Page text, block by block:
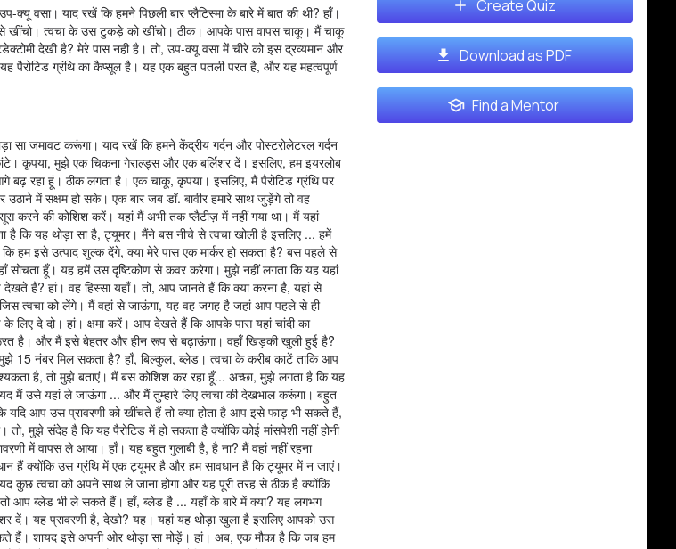
वसा। याद रखें कि हमने पिछली बार प्लैटिस्मा के बारे में बात की थी? हाँ।
खींचो। त्वचा के उस टुकड़े को खींचो। ठीक। आपके पास वापस चाकू। मैं चाकू
देखी है? मेरे पास नही है। तो, उप-क्यू वसा में चीरे को इस द्रव्यमान और
पैरोटिड ग्रंथि का कैप्सूल है। यह एक बहुत पतली परत है, और यह महत्वपूर्ण
काटे गए ब्लेड के लंबवत बनाएं। मुझे पता है कि आप कोशिश कर रहे हैं ... हाँ, तो मैंने देखा था ... मैं सिर्फ इसलिए हूं, क्योंकि मैंने वैसे भी आपके लिए खिड़की खोली है, इसलिए मैंने आपको दिखाया कि क्या करना है। मेरा मतलब है, आप एक बात सोच रहे हैं, मैं कुछ और सोच रहा हूं। हाँ, हाँ, हाँ, हाँ, हम बस दोनों की कोशिश कर रहे हैं ... एससीएम, आप इसे यहाँ देखते हैं? सुंदर। प्रियकर। तो आप बहुत अच्छा कर रहे हैं, आपको मुझे अच्छा बताने की ज़रूरत नहीं है, यह आप हैं। हाँ, के माध्यम से, ठीक है। ठीक। यह बहुत अच्छा है। हाँ, तो चलिए कोशिश करते हैं और इसे नीचे रखते हैं। इसे नीचे रखें, कोशिश कर रहे हैं ... ठीक है, यह ऐसा है, आप थोड़ी देर बाद यहां वापस आ सकते हैं। इसके कम से कम एक लंबे अवशेष को रखने का अभी भी लाभ है यदि यह वापस अंकुरित हो जाएगा और... हाँ, यहाँ आप चाहते हैं ... यहां एक छोटी सी शाखा भी चढ़ सकती है। वहां चढ़ना। हाँ। इसके बारे में इतनी चिंता नहीं है, है ना? अब, मैंने ईजे को चिह्नित किया है, ठीक है? हाँ, ईजे यहाँ है, हाँ। क्‍यों नहीं। क्या हम अब यहां एक अच्छा व्यापक कदम उठाने की कोशिश करना चाहते हैं? चूंकि हम... हम्म, हाँ, हाँ, हाँ। आगे बढ़ें और पूरे फ्लैप को उठाएं। ईजे वहाँ नीचे है। हां, आपके पास ग्रेटर ऑरिक की एक छोटी शाखा हो सकती है। हाँ। मुझे नहीं लगता कि यह वैसे भी बचाया जा सकता है, इसलिए गर्दन में फ्लैप की ऊंचाई के साथ जारी रखें, और रिच यहां किसी बिंदु पर यह खोजने जा रहा है कि जब वह यहां कटौती करेगा तो उसे क्या मिलेगा? कौन सी मांसपेशी? प्लैटिस्मा? प्लैटिस्मा, बिल्कुल सही। अब, यह न भूलें कि आप अपने चीरे की मध्य रेखा की तरह प्लैटी से गुजरना चाहते हैं और मुझे लगता है कि नस, आप नस को देखना शुरू कर सकते हैं। हाँ, ठीक वहाँ। यहाँ। या नहीं। प्लैटीज़ पर हो सकता है, है ना? हाँ। सबसे अधिक शायद प्लैटीज़ पर। त्रुटिरहित बनाना। मुझे ब्लेड के साथ काम पसंद है। यहाँ। यह रहा। त्रुटिरहित बनाना। बहुत नाजुक। त्रुटिरहित बनाना। ठीक इस मांसपेशी फाइबर पर यहाँ या यह छोटी नस है. अब, आप क्या कर सकते हैं, आप यहां नस और तंत्रिका का थोड़ा सा अनुसरण कर सकते हैं। और यह सब उसी तरह खींचने की कोशिश करें। हाँ, अब मैं क्या करूँगा, अगर मैं कुछ सुझाव दूं। आप नस के साथ फैलने जा रहे हैं? बस नस के साथ एक या दो फैलाने के लिए। पक्का। क्यों नहीं? यह आसान है, यह लागत प्रभावी है, और आप यहां तंत्रिका पर भी एक कर सकते हैं। अब याद रखें कि बस याद दिलाएं कि यहां आप ट्यूमर से ऊपर जा रहे हैं। आप बस महसूस करते हैं कि आप ट्यूमर से उबरना शुरू करते हैं ताकि हम ट्यूमर में न जाएं। नहीं, नहीं, नीचे रहो, हाँ, तुम यहाँ रहना चाहते हो। तो, यहां मैं डॉ. बावीर की सहायता के लिए प्लैटिस्मा मांसपेशी को पकड़ रहा हूं और मुझे लगता है कि हम इनमें से एक को यहां स्थानांतरित कर सकते हैं। सावधान, सावधान। ठीक। तो आइए देखें कि क्या खुलता है, इसे स्पष्ट रूप से पकड़ें, हमें यह पता लगाने में मदद करेगा कि हम कहाँ जाना चाहते हैं, है ना? तो, यहाँ मैं पैरोटिड प्रावरणी वापस देख रहा हूँ, आप इस छोटी सी खिड़की देखते हैं? हाँ। तब आप पैरोटिड पर ज्ञात से अज्ञात तक काम करने में सक्षम होंगे। मैं करूँगा, चलो यहाँ से काम करते हैं। हाँ। यहाँ। हाँ बिल्कुल। देखो, प्रावरणी वापस। यह सभी सामान्य पैरोटिड ऊतक की तरह दिखता है। इस पर सतही पहलू। हाँ। फ्लैप ऊंचाई के लिए कौन सा बहुत अच्छा है, है ना? आप ज्ञात से अज्ञात की ओर क्यों नहीं जाएंगे, हाँ। क्योंकि मुझे लगता है कि हम अभी भी यहीं अटके हुए हैं और हम छेद में काम करने जा रहे हैं। देखें कि मेरा क्या मतलब है, जैसे... ठीक। हमें इनमें से कुछ अधिक सतही चीजों से गुजरना होगा अन्यथा हम बड़े टुकड़ों से गुजरने जा रहे हैं क्योंकि मुझे लगता है कि हमें बस, हमें यहां पकड़ने की जरूरत है। ठीक। हाँ। आप देखते हैं कि मेरा क्या मतलब है? ठीक है, यहाँ देखते हैं। यहाँ यह थोड़ा सा होना शुरू हो गया है, इसलिए, आप देखिए, मुझे लगता है कि हमें होना चाहिए, मुझे नहीं पता कि यह क्या है ... आइए देखें, थोड़ा खोलें, हाँ और आपके पास अभी भी हमारे नीचे प्रावरणी है, है ना? हाँ। अच्छा, अच्छा। रंग अब बेहतर दृश्य में आ गया है। 'क्योंकि मुझे नहीं लगता कि यह पैरोटिड का हिस्सा है। नहीं नहीं। यहाँ, चलिए, चलिए, थोड़ा बेहतर वापसी प्राप्त करें। ठीक है, मुझे एक सेकंड के लिए देखने दो। आप ठीक कह रहे हैं। मुझे लगता है कि यह ग्रंथि की सीमा की तरह है, आप देखिए? और फिर वहां एक जगह में गिर जाना। हाँ। और यही कारण है कि हमने प्रावरणी को देखना बंद कर दिया क्योंकि यह अब वहां नहीं है और याद रखें, हम भी साथ जा सकते हैं जैसे कि जब हम तंत्रिका को ऊपर उठाते हैं और बाहर की सीमाओं को
Create Quiz
Download as PDF
Find a Mentor